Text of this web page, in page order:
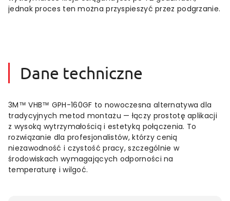
jednakproces tenmożnaprzyspieszyćprzez podgrzanie.
Dane techniczne
3M™ VHB™ GPH-160GF to nowoczesna alternatywa dla
tradycyjnych metod montażu — łączy prostotę aplikacji
z wysoką wytrzymałością i estetyką połączenia. To
rozwiązanie dla profesjonalistów, którzy cenią
niezawodność i czystość pracy, szczególnie w
środowiskach wymagających odporności na
temperaturę i wilgoć.